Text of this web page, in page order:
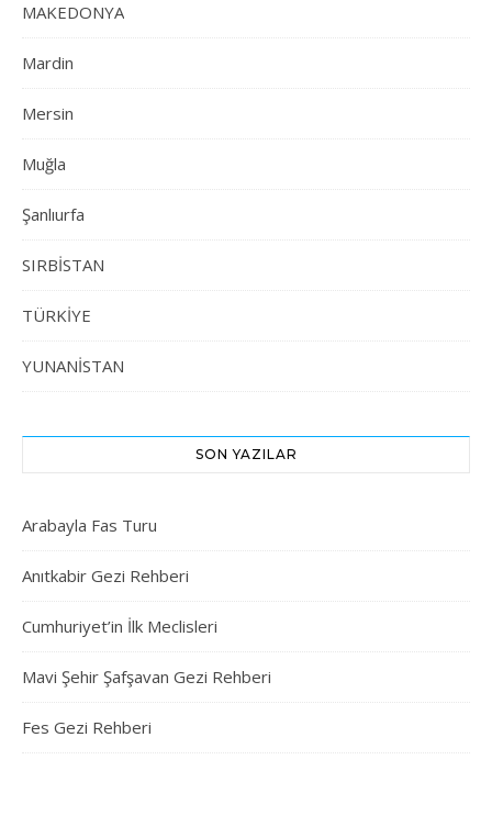
MAKEDONYA
Mardin
Mersin
Muğla
Şanlıurfa
SIRBİSTAN
TÜRKİYE
YUNANİSTAN
SON YAZILAR
Arabayla Fas Turu
Anıtkabir Gezi Rehberi
Cumhuriyet’in İlk Meclisleri
Mavi Şehir Şafşavan Gezi Rehberi
Fes Gezi Rehberi